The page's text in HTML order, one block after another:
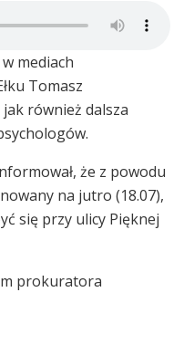
mediach
Tomasz
również dalsza
że z powodu
na jutro (18.07),
się przy ulicy Pięknej
prokuratora